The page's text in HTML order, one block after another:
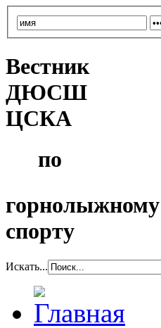
Вестник
ДЮСШ
ЦСКА
по
горнолыжному
спорту
Искать...